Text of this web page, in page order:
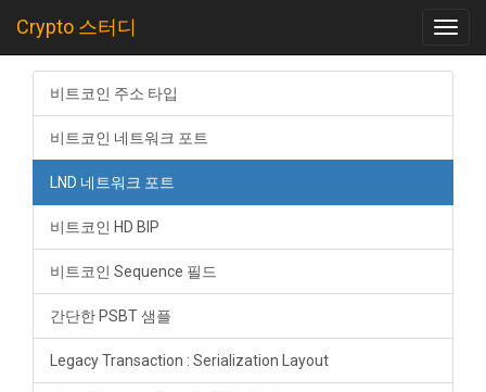
Crypto 스터디
비트코인 주소 타입
비트코인 네트워크 포트
LND 네트워크 포트
비트코인 HD BIP
비트코인 Sequence 필드
간단한 PSBT 샘플
Legacy Transaction : Serialization Layout